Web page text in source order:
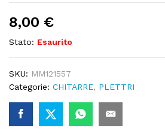
8,00 €
Stato: Esaurito
SKU: MM121557
Categorie: CHITARRE, PLETTRI